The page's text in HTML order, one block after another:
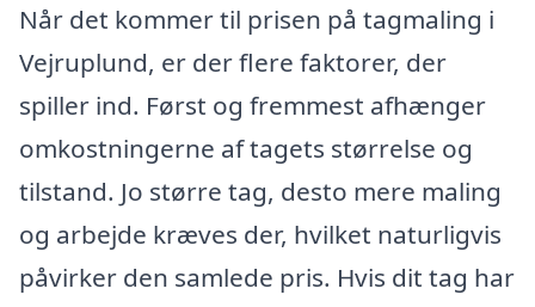
Når det kommer til prisen på tagmaling i
Vejruplund, er der flere faktorer, der
spiller ind. Først og fremmest afhænger
omkostningerne af tagets størrelse og
tilstand. Jo større tag, desto mere maling
og arbejde kræves der, hvilket naturligvis
påvirker den samlede pris. Hvis dit tag har